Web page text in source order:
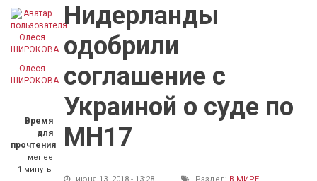
Олеся
ШИРОКОВА
Время
для
прочтения
менее
1 минуты
Нидерланды
одобрили
соглашение с
Украиной о суде по
МН17